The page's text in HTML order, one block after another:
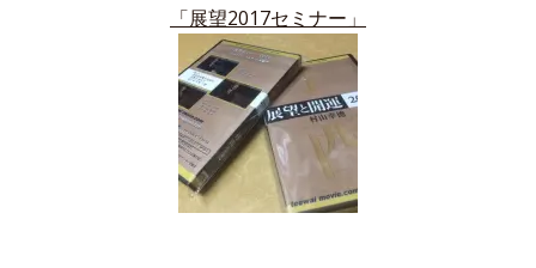
「展望2017セミナー」